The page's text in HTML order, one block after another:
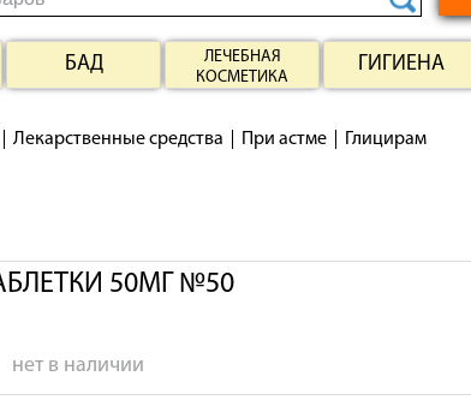
БАД
ЛЕЧЕБНАЯ
КОСМЕТИКА
ГИГИЕНА
Лекарственные средства При астме Глицирам
50МГ №50
нет в наличии